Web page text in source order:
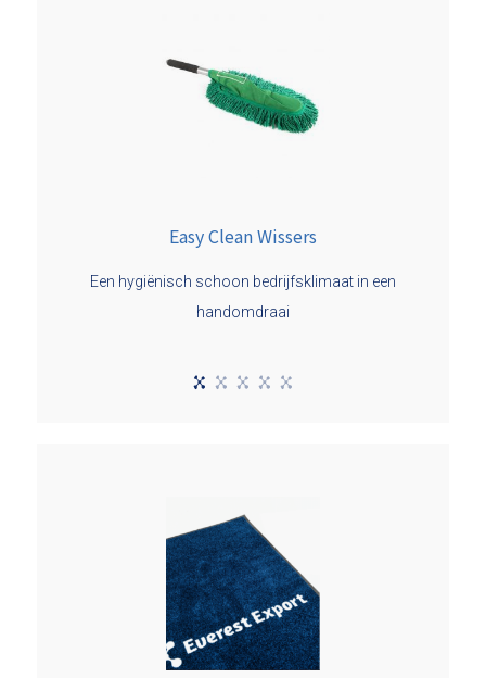
Easy Clean Wissers
Een hygiënisch schoon bedrijfsklimaat in een
handomdraai